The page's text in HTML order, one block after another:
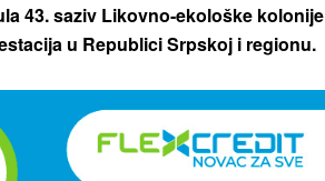
43. saziv Likovno-ekološke kolonije
u Republici Srpskoj i regionu.